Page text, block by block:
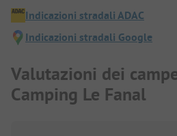
Indicazioni stradali ADAC
Indicazioni stradali Google
Valutazioni dei
Camping Le Fanal